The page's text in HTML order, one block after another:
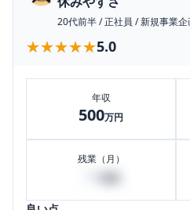
20代前半/正社員 /新規事業
★★★★★
★★★★★5.0
年収
500万円
残業（月）